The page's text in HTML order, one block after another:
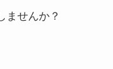
ませんか？